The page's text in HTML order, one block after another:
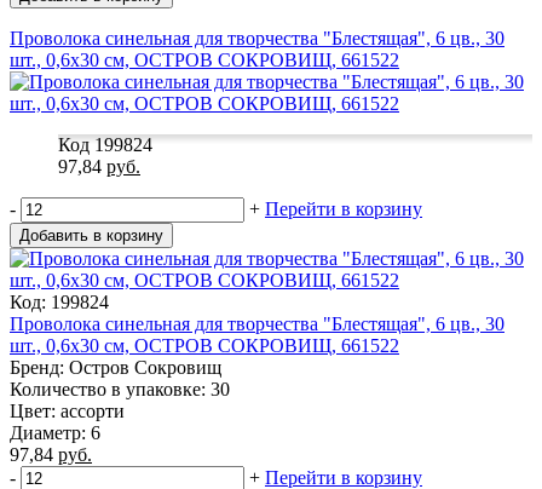
Проволока синельная для творчества "Блестящая", 6 цв., 30
шт., 0,6х30 см, ОСТРОВ СОКРОВИЩ, 661522
Код 199824
97,84 руб.
- + Перейти в корзину
Добавить в корзину
Код: 199824
Проволока синельная для творчества "Блестящая", 6 цв., 30
шт., 0,6х30 см, ОСТРОВ СОКРОВИЩ, 661522
Бренд: Остров Сокровищ
Количество в упаковке: 30
Цвет: ассорти
Диаметр: 6
97,84 руб.
-
+ Перейти в корзину